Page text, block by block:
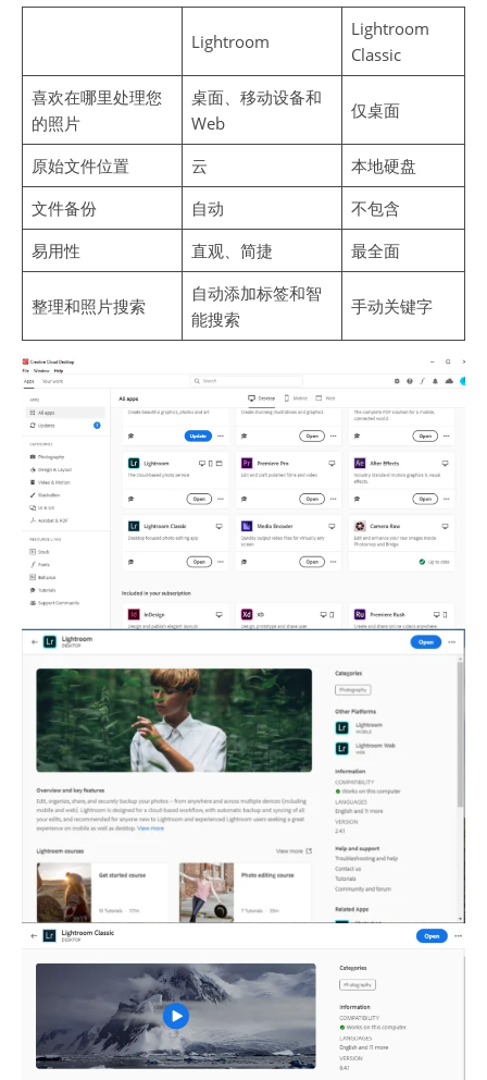
Lightroom
Lightroom
Classic
喜欢在哪里处理您
的照片
桌面、移动设备和
Web
仅桌面
原始文件位置 云
本地硬盘
文件备份
自动
不包含
易用性
直观、简捷 最全面
整理和照片搜索
自动添加标签和智
能搜索
手动关键字